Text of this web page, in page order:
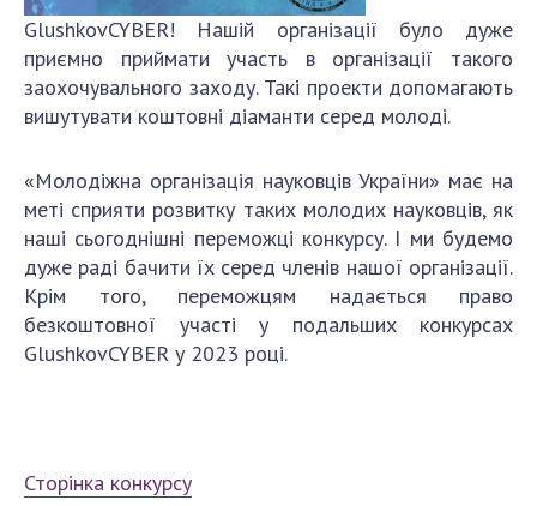
GlushkovCYBER! Нашій організації було дуже
приємно приймати участь в організації такого
заохочувального заходу. Такі проекти допомагають
вишутувати коштовні діаманти серед молоді.
«Молодіжна організація науковців України» має на
меті сприяти розвитку таких молодих науковців, як
наші сьогоднішні переможці конкурсу. І ми будемо
дуже раді бачити їх серед членів нашої організації.
Крім того, переможцям надається право
безкоштовної участі у подальших конкурсах
GlushkovCYBER у 2023 році.
Сторінка конкурсу